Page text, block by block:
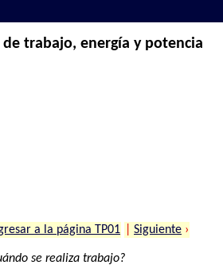
de trabajo, energía y potencia
a la página TP01 Siguiente ›
se realiza trabajo?